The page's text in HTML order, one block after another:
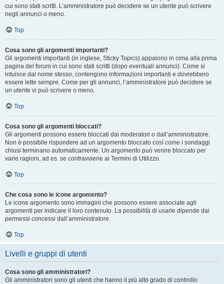
cui sono stati scritti. L’amministratore può decidere se un utente può scrivere
negli annunci o meno.
Top
Cosa sono gli argomenti importanti?
Gli argomenti importanti (in inglese, Sticky Topics) appaiono in cima alla prima
pagina del forum in cui sono stati scritti (dopo eventuali annunci). Come si
intuisce dal nome stesso, contengono informazioni importanti e dovrebbero
essere lette sempre. Come per gli annunci, l’amministratore può decidere se
un utente vi può scrivere o meno.
Top
Cosa sono gli argomenti bloccati?
Gli argomenti possono essere bloccati dai moderatori o dall’amministratore.
Non è possibile rispondere ad un argomento bloccato così come i sondaggi
chiusi terminano automaticamente. Un argomento può venire bloccato per
varie ragioni, ad es. se contravviene ai Termini di Utilizzo.
Top
Che cosa sono le icone argomento?
Le icone argomento sono immagini che possono essere associate agli
argomenti per indicare il loro contenuto. La possibilità di usarle dipende dai
permessi concessi dall’amministratore.
Top
Livelli e gruppi di utenti
Cosa sono gli amministratori?
Gli amministratori sono gli utenti che hanno il più alto grado di controllo